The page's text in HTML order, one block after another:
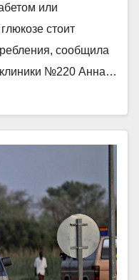
или
стоит
сообщила
№220 Анна…